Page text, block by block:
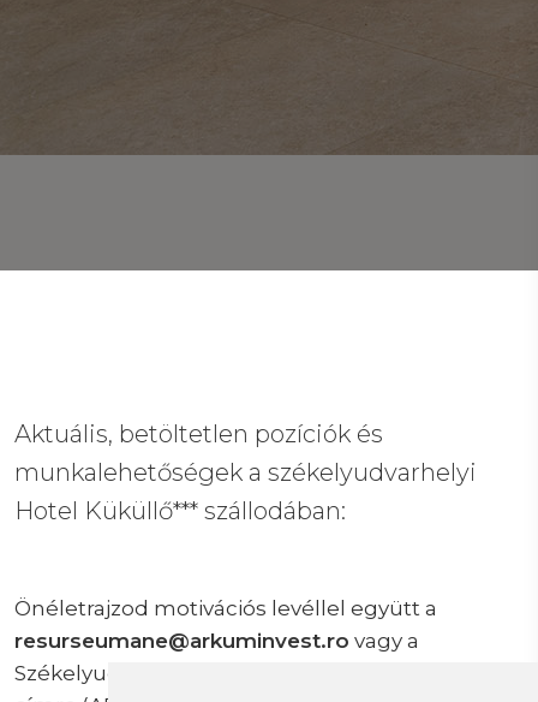
Aktuális, betöltetlen pozíciók és
munkalehetőségek a székelyudvarhelyi
Hotel Küküllő*** szállodában:
Önéletrajzod motivációs levéllel együtt a
resurseumane@arkuminvest.ro vagy a
Székelyudvarhely, Kuvar utca 28.szám alatti